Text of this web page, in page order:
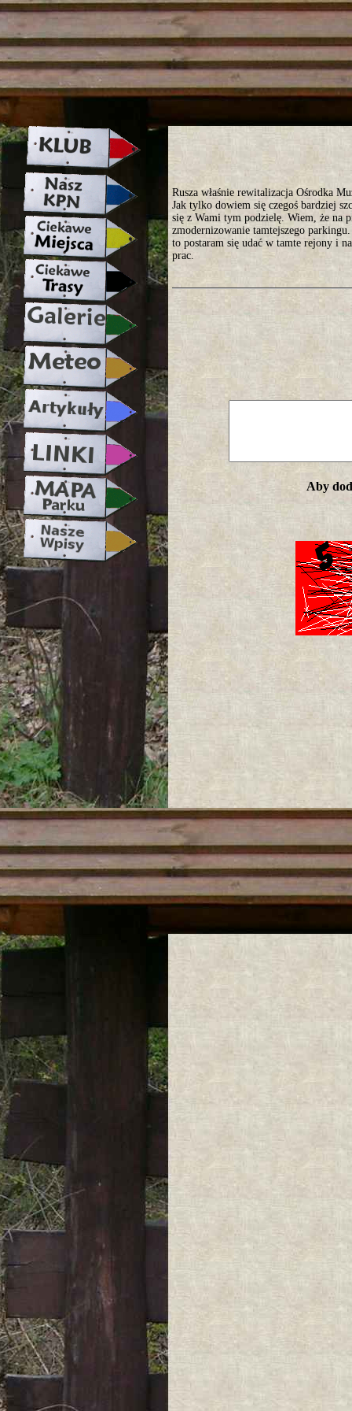
strona w naprawie zapraszamy
Rusza właśnie rewitalizacja Ośrodka
Jak tylko dowiem się czegoś bardziej
się z Wami tym podzielę. Wiem, że na
zmodernizowanie tamtejszego
to postaram się udać w tamte rejony i
prac.
Aby